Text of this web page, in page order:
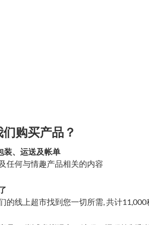
购买产品？
装、运送及帐单
任何与情趣产品相关的内容
的线上超市找到您一切所需, 共计11,000